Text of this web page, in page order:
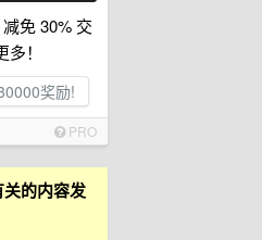
免 30% 交
！
奖励!
PRO
的内容发